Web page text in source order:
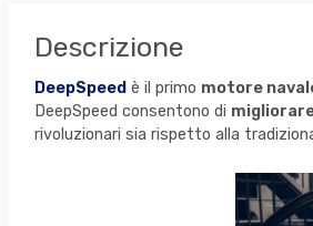
Descrizione
DeepSpeed è il primo motore
DeepSpeed consentono di
rivoluzionari sia rispetto alla